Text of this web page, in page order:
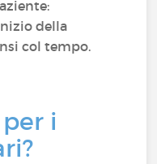
della
col tempo.
i